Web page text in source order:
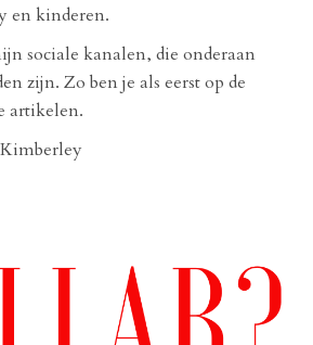
en kinderen.
sociale kanalen, die onderaan
zijn. Zo ben je als eerst op de
artikelen.